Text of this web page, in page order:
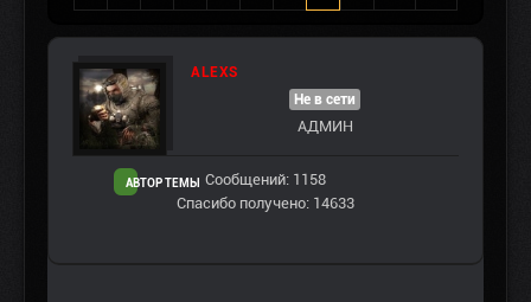
ALEXS
АВТОР ТЕМЫ
Не в сети
АДМИН
Сообщений: 1158
Спасибо получено: 14633